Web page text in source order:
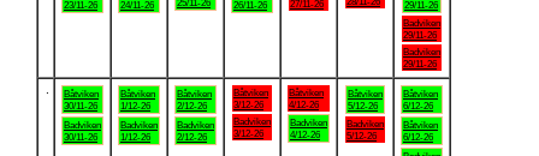
23/11-26
24/11-26
25/11-26
26/11-26
27/11-26
29/11-26
Badviken
29/11-26
Badviken
29/11-26
Båtviken
30/11-26
Badviken
30/11-26
Båtviken
1/12-26
Badviken
1/12-26
Båtviken
2/12-26
Badviken
2/12-26
Båtviken
3/12-26
Badviken
3/12-26
Båtviken
4/12-26
Badviken
4/12-26
Båtviken
5/12-26
Badviken
5/12-26
Båtviken
6/12-26
Båtviken
6/12-26